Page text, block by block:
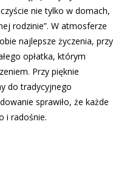
nie tylko w domach,
rodzinie”. W atmosferze
najlepsze życzenia, przy
opłatka, którym
Przy pięknie
do tradycyjnego
sprawiło, że każde
i radośnie.